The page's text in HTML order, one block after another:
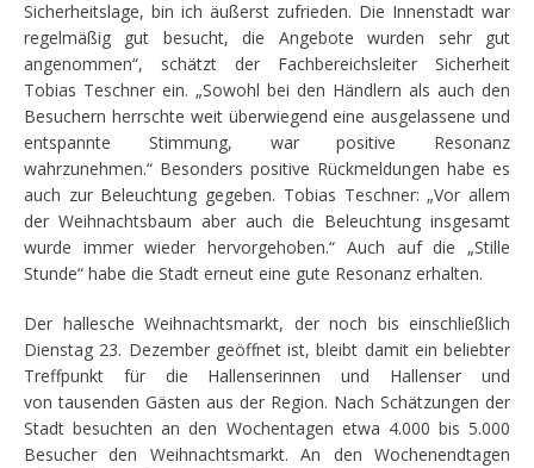
Sicherheitslage, bin ich äußerst zufrieden. Die Innenstadt war
regelmäßig gut besucht, die Angebote wurden sehr gut
angenommen“, schätzt der Fachbereichsleiter Sicherheit
Tobias Teschner ein. „Sowohl bei den Händlern als auch den
Besuchern herrschte weit überwiegend eine ausgelassene und
entspannte Stimmung, war positive Resonanz
wahrzunehmen.“ Besonders positive Rückmeldungen habe es
auch zur Beleuchtung gegeben. Tobias Teschner: „Vor allem
der Weihnachtsbaum aber auch die Beleuchtung insgesamt
wurde immer wieder hervorgehoben.“ Auch auf die „Stille
Stunde“ habe die Stadt erneut eine gute Resonanz erhalten.
Der hallesche Weihnachtsmarkt, der noch bis einschließlich
Dienstag 23. Dezember geöffnet ist, bleibt damit ein beliebter
Treffpunkt für die Hallenserinnen und Hallenser und
von tausenden Gästen aus der Region. Nach Schätzungen der
Stadt besuchten an den Wochentagen etwa 4.000 bis 5.000
Besucher den Weihnachtsmarkt. An den Wochenendtagen